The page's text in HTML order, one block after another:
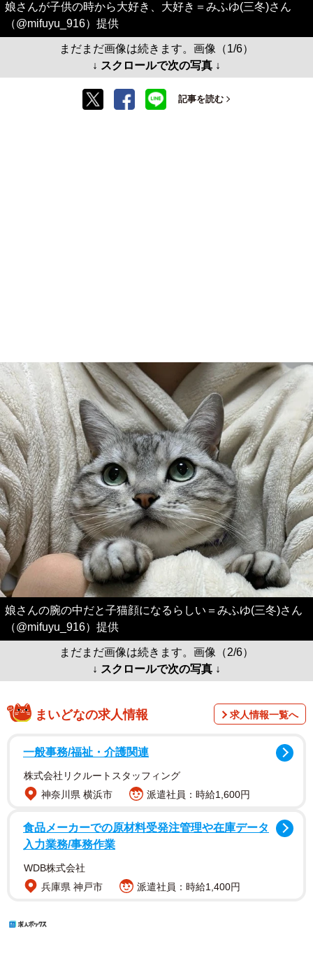
娘さんが子供の時から大好き、大好き＝みふゆ(三冬)さん
（@mifuyu_916）提供
まだまだ画像は続きます。画像（1/6）
↓ スクロールで次の写真 ↓
記事を読む
娘さんの腕の中だと子猫顔になるらしい＝みふゆ(三冬)さん
（@mifuyu_916）提供
まだまだ画像は続きます。画像（2/6）
↓ スクロールで次の写真 ↓
まいどなの求人情報 求人情報一覧へ
一般事務/福祉・介護関連
株式会社リクルートスタッフィング
神奈川県 横浜市
派遣社員：時給1,600円
食品メーカーでの原材料受発注管理や在庫データ
入力業務/事務作業
WDB株式会社
兵庫県 神戸市
派遣社員：時給1,400円